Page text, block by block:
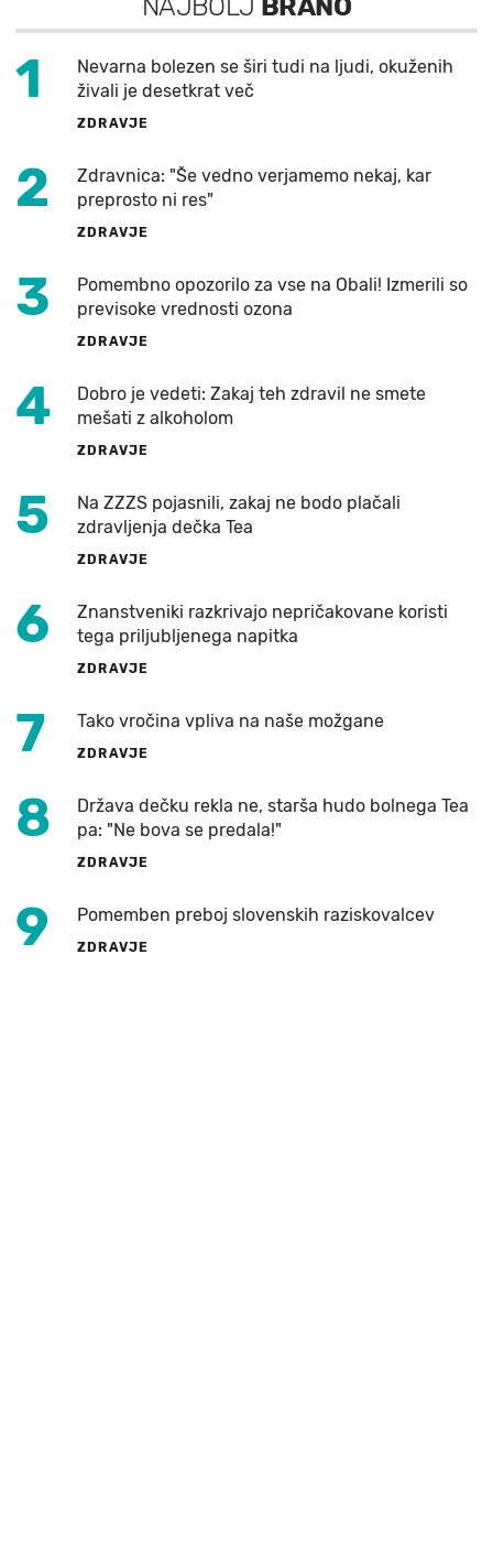
NAJBOLJ BRANO
1
Nevarna bolezen se širi tudi na ljudi, okuženih
živali je desetkrat več
ZDRAVJE
2
Zdravnica: "Še vedno verjamemo nekaj, kar
preprosto ni res"
ZDRAVJE
3
Pomembno opozorilo za vse na Obali! Izmerili so
previsoke vrednosti ozona
ZDRAVJE
4
Dobro je vedeti: Zakaj teh zdravil ne smete
mešati z alkoholom
ZDRAVJE
5
Na ZZZS pojasnili, zakaj ne bodo plačali
zdravljenja dečka Tea
ZDRAVJE
6
Znanstveniki razkrivajo nepričakovane koristi
tega priljubljenega napitka
ZDRAVJE
7 Tako vročina vpliva na naše možgane
ZDRAVJE
8
Država dečku rekla ne, starša hudo bolnega Tea
pa: "Ne bova se predala!"
ZDRAVJE
9 Pomemben preboj slovenskih raziskovalcev
ZDRAVJE